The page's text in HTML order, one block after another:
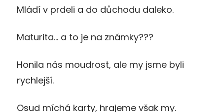
Mládí v prdeli a do důchodu daleko.
Maturita… a to je na známky???
Honila nás moudrost, ale my jsme byli
rychlejší.
Osud míchá karty, hrajeme však my.